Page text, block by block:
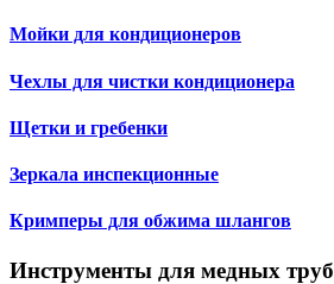
Мойки для кондиционеров
Чехлы для чистки кондиционера
Щетки и гребенки
Зеркала инспекционные
Кримперы для обжима шлангов
Инструменты для медных труб